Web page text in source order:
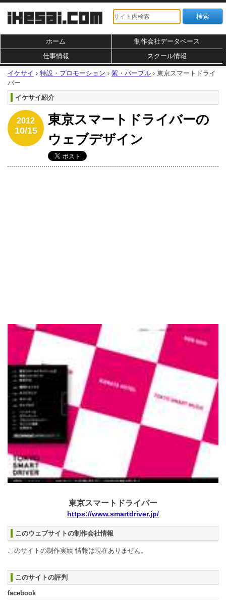
ホーム
制作会社データベース
仕事情報
スクール情報
イケサイ › 特設・プロモーション › 紫・パープル › 東京スマートドライ
バー
イケサイ紹介
2012
10/15
東京スマートドライバーの
ウェブデザイン
東京スマートドライバー
https://www.smartdriver.jp/
このウェブサイトの制作会社情報
このサイトの制作実績 情報は現在ありません。
このサイトの評判
facebook